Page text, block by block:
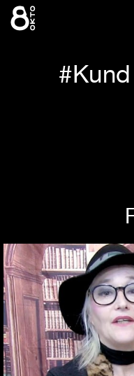
Zum
Inhalt